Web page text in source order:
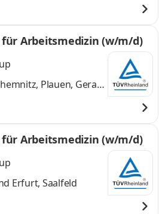
Arbeitsmedizin (w/m/d)
Plauen, Gera
Arbeitsmedizin (w/m/d)
Erfurt, Saalfeld